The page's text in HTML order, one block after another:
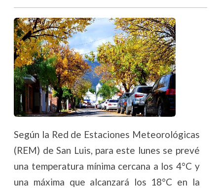
Según la Red de Estaciones Meteorológicas
(REM) de San Luis, para este lunes se prevé
una temperatura mínima cercana a los 4°C y
una máxima que alcanzará los 18°C en la